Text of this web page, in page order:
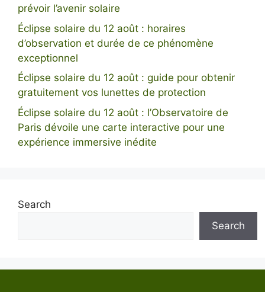
prévoir l’avenir solaire
Éclipse solaire du 12 août : horaires
d’observation et durée de ce phénomène
exceptionnel
Éclipse solaire du 12 août : guide pour obtenir
gratuitement vos lunettes de protection
Éclipse solaire du 12 août : l’Observatoire de
Paris dévoile une carte interactive pour une
expérience immersive inédite
Search
Search